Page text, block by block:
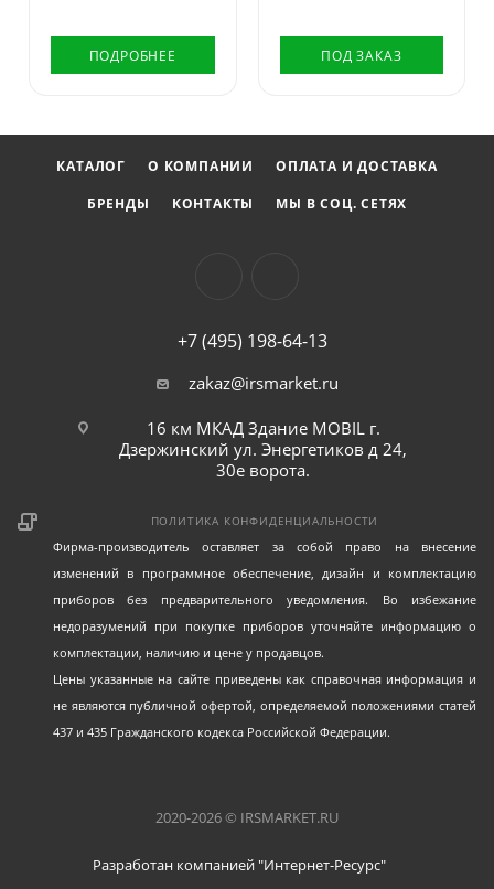
ПОДРОБНЕЕ ПОД ЗАКАЗ
КАТАЛОГ О КОМПАНИИ
ОПЛАТА И ДОСТАВКА
БРЕНДЫ
КОНТАКТЫ МЫ В СОЦ. СЕТЯХ
+7 (495) 198-64-13
zakaz@irsmarket.ru
16 км МКАД Здание MOBIL г.
Дзержинский ул. Энергетиков д 24,
30е ворота.
ПОЛИТИКА КОНФИДЕНЦИАЛЬНОСТИ
Фирма-производитель оставляет за собой право на внесение
изменений в программное обеспечение, дизайн и комплектацию
приборов без предварительного уведомления. Во избежание
недоразумений при покупке приборов уточняйте информацию о
комплектации, наличию и цене у продавцов.
Цены указанные на сайте приведены как справочная информация и
не являются публичной офертой, определяемой положениями статей
437 и 435 Гражданского кодекса Российской Федерации.
2020-2026 © IRSMARKET.RU
Разработан компанией "Интернет-Ресурс"